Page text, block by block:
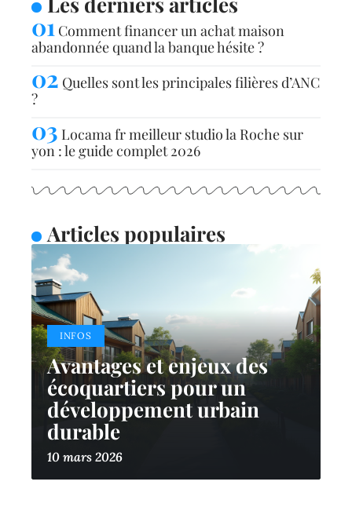
Comment financer un achat maison
abandonnée quand la banque hésite ?
Quelles sont les principales filières d’ANC
?
Locama fr meilleur studio la Roche sur
yon : le guide complet 2026
Articles populaires
INFOS
Avantages et enjeux des
écoquartiers pour un
développement urbain
durable
10 mars 2026